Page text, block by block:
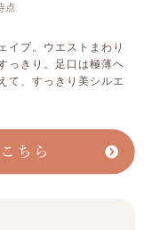
イプ。ウエストまわり
っきり。足口は極薄ヘ
て、すっきり美シルエ